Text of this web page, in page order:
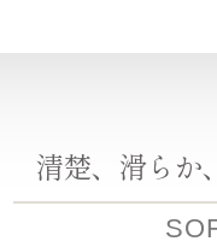
清楚、滑らか